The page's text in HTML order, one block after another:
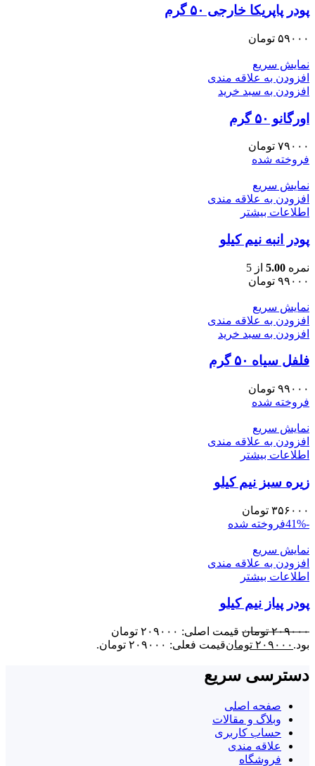
پودر پاپریکا خارجی ۵۰ گرم
۵۹۰۰۰ تومان
نمایش سریع
افزودن به علاقه مندی
افزودن به سبد خرید
اورگانو ۵۰ گرم
۷۹۰۰۰ تومان
فروخته شده
نمایش سریع
افزودن به علاقه مندی
اطلاعات بیشتر
پودر انبه نیم کیلو
نمره 5.00 از 5
۹۹۰۰۰ تومان
نمایش سریع
افزودن به علاقه مندی
افزودن به سبد خرید
فلفل سیاه ۵۰ گرم
۹۹۰۰۰ تومان
فروخته شده
نمایش سریع
افزودن به علاقه مندی
اطلاعات بیشتر
زیره سبز نیم کیلو
۳۵۶۰۰۰ تومان
-41%
فروخته شده
نمایش سریع
افزودن به علاقه مندی
اطلاعات بیشتر
پودر پیاز نیم کیلو
۲۰۹۰۰۰ تومان
قیمت اصلی: ۲۰۹۰۰۰ تومان
بود. ۲۰۹۰۰۰ تومانقیمت فعلی: ۲۰۹۰۰۰ تومان.
دسترسی سریع
صفحه اصلی
وبلاگ و مقالات
حساب کاربری
علاقه مندی
فروشگاه